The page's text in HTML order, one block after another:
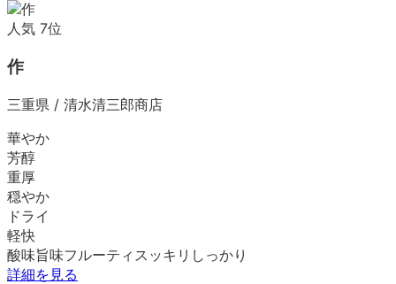
人気 7位
作
三重県 / 清水清三郎商店
華やか
芳醇
重厚
穏やか
ドライ
軽快
酸味旨味フルーティ スッキリ しっかり
詳細を見る